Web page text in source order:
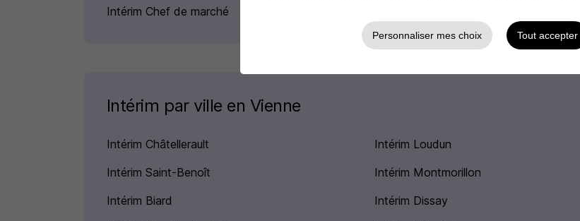
Intérim Chef de marché
Intérim par ville en Vienne
Intérim Châtellerault Intérim Loudun
Intérim Saint-Benoît
Intérim Montmorillon
Intérim Biard
Intérim Dissay
Personnaliser mes choix Tout accepter